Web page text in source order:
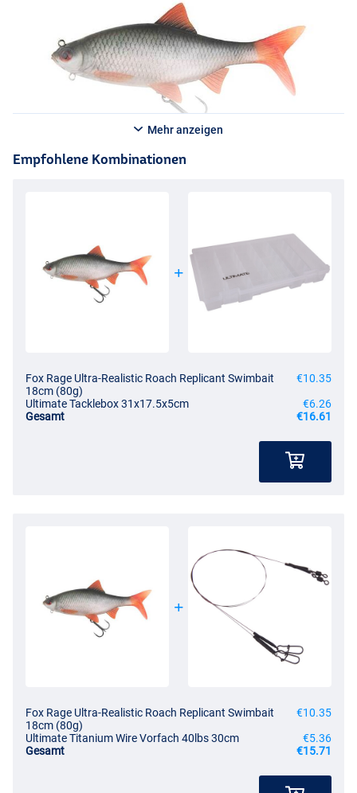
Mehr anzeigen
Empfohlene Kombinationen
Fox Rage Ultra-Realistic Roach Replicant Swimbait
18cm (80g)
€10.35
Ultimate Tacklebox 31x17.5x5cm
€6.26
Gesamt
€16.61
Fox Rage Ultra-Realistic Roach Replicant Swimbait
18cm (80g)
€10.35
Ultimate Titanium Wire Vorfach 40lbs 30cm
€5.36
Gesamt
€15.71